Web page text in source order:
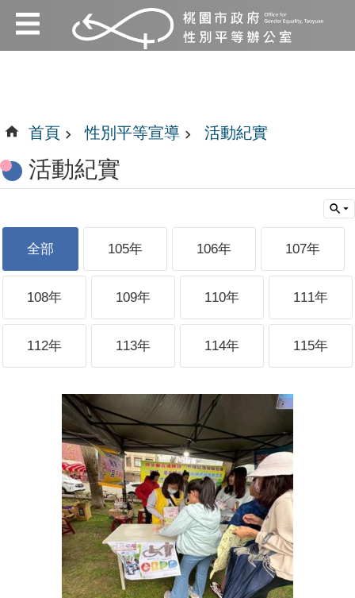
跳到主要內容區塊
:::
:::
首頁 性別平等宣導 活動紀實
活動紀實
全部 105年 106年 107年
108年 109年 110年 111年
112年 113年 114年 115年